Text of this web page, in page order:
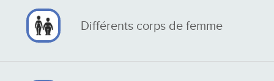
Différents corps de femme